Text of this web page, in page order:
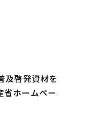
及啓発資材を
ホームペー